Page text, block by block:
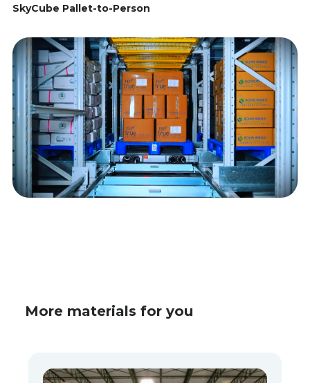
SkyCube Pallet-to-Person
More materials for you